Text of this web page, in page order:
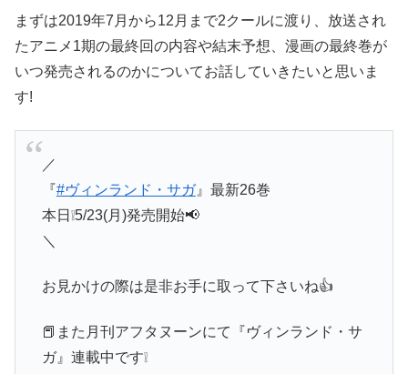
まずは2019年7月から12月まで2クールに渡り、放送され
たアニメ1期の最終回の内容や結末予想、漫画の最終巻が
いつ発売されるのかについてお話していきたいと思いま
す!
／
『#ヴィンランド・サガ』最新26巻
本日❕5/23(月)発売開始📢
＼
お見かけの際は是非お手に取って下さいね👍
📕また月刊アフタヌーンにて『ヴィンランド・サ
ガ』連載中です❕